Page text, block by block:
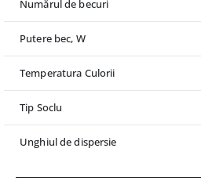
Numărul de becuri
Putere bec, W
Temperatura Culorii
Tip Soclu
Unghiul de dispersie